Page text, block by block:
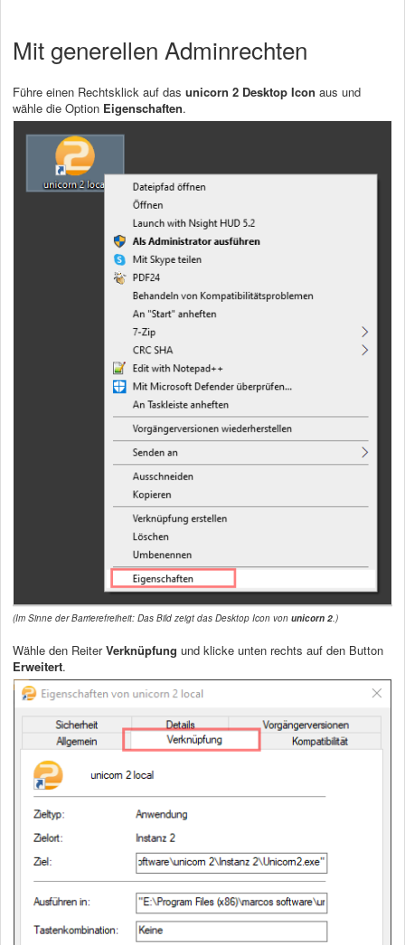
Mit generellen Adminrechten
Führe einen Rechtsklick auf das unicorn 2 Desktop Icon aus und
wähle die Option Eigenschaften.
(Im Sinne der Barrierefreiheit: Das Bild zeigt das Desktop Icon von unicorn 2.)
Wähle den ReiterVerknüpfung und klicke unten rechts auf den Button
Erweitert.